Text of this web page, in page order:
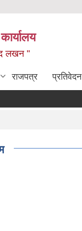
लखन "
राजपत्र प्रतिवेदन